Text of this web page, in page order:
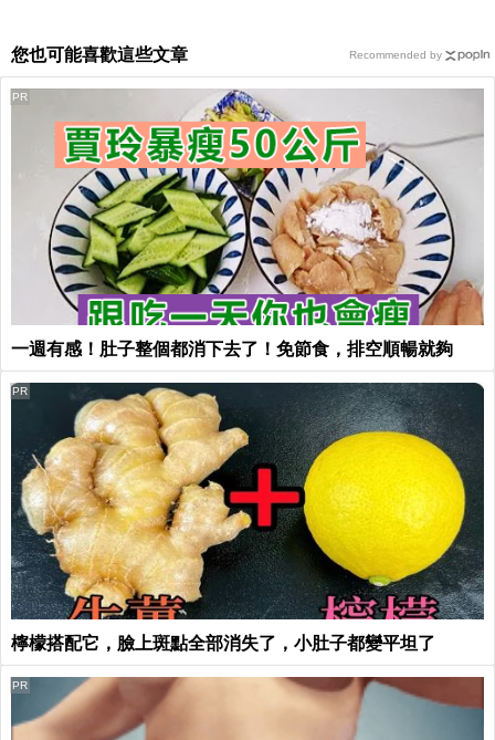
您也可能喜歡這些文章
一週有感！肚子整個都消下去了！免節食，排空順暢就夠
PR
檸檬搭配它，臉上斑點全部消失了，小肚子都變平坦了
PR
PR
Recommended by